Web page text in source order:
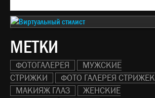
МЕТКИ
ФОТОГАЛЕРЕЯ
МУЖСКИЕ
СТРИЖКИ
ФОТО ГАЛЕРЕЯ СТРИЖЕК
МАКИЯЖ ГЛАЗ
ЖЕНСКИЕ